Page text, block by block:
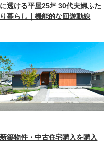
に透ける平屋25坪 30代夫婦ふた
り暮らし｜機能的な回遊動線
新築物件・中古住宅購入を購入